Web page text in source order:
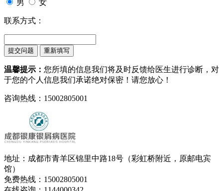
男 女
联系方式：
温馨提示： 您所填的信息我们将及时反馈给医生进行诊断，对
于您的个人信息我们承诺绝对保密！请您放心！
咨询热线：15002805001
地址：成都市青羊区锦里中路18号（彩虹桥附近，原邮电宾
馆）
免费热线：15002805001